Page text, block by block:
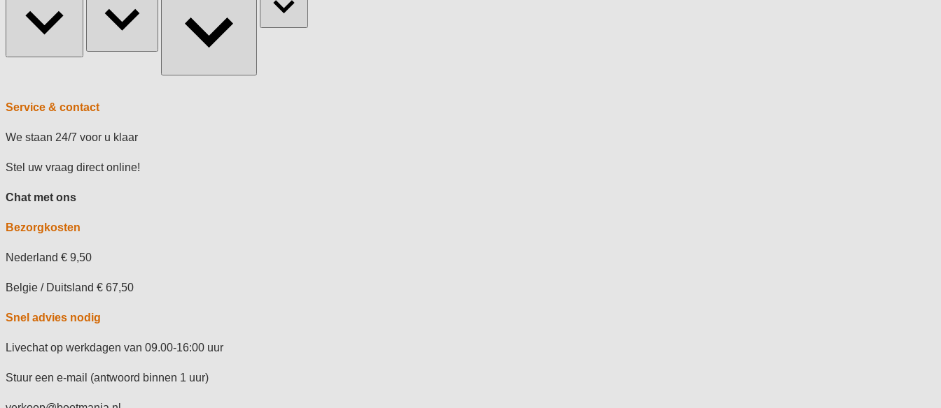
Service & contact
We staan 24/7 voor u klaar
Stel uw vraag direct online!
Chat met ons
Bezorgkosten
Nederland € 9,50
Belgie / Duitsland € 67,50
Snel advies nodig
Livechat op werkdagen van 09.00-16:00 uur
Stuur een e-mail (antwoord binnen 1 uur)